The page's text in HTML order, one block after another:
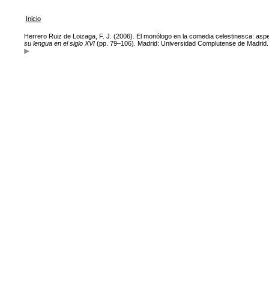
Inicio
Herrero Ruiz de Loizaga, F. J. (2006). El monólogo en la comedia celestinesca:
su lengua en el siglo XVI(pp. 79–106). Madrid: Universidad Complutense de Madrid.